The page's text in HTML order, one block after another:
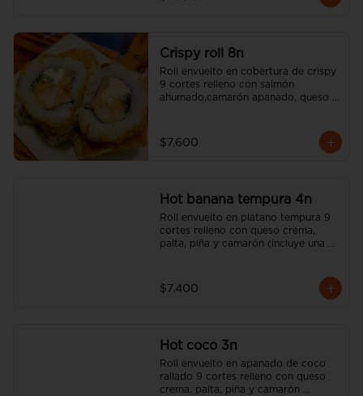
Crispy roll 8n
Roll envuelto en cobertura de crispy
9 cortes relleno con salmón
ahumado,camarón apanado, queso
$7.600
Hot banana tempura 4n
Roll envuelto en plátano tempura 9
cortes relleno con queso crema,
palta, piña y camarón (incluye una
$7.400
Hot coco 3n
Roll envuelto en apanado de coco
rallado 9 cortes relleno con queso
crema, palta, piña y camarón